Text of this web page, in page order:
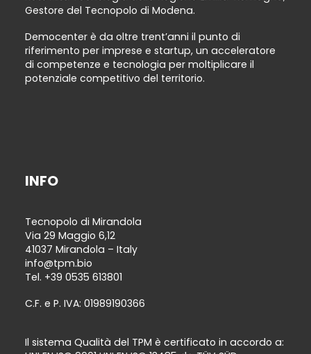
Gestore del Tecnopolo di Modena.
Democenter è da oltre trent’anni il punto di
riferimento per imprese e startup, un acceleratore
di competenze e tecnologia per moltiplicare il
potenziale competitivo del territorio.
INFO
Tecnopolo di Mirandola
Via 29 Maggio 6,12
41037 Mirandola – Italy
info@tpm.bio
Tel. +39 0535 613801
C.F. e P. IVA: 01989190366
Il sistema Qualità del TPM è certificato in accordo a: